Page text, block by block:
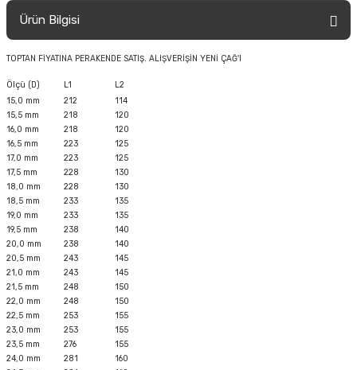
Ürün Bilgisi
TOPTAN FİYATINA PERAKENDE SATIŞ. ALIŞVERİŞİN YENİ ÇAĞ'I
Ölçü (D) L1
L2
15,0 mm
212
114
15,5 mm
218
120
16,0 mm
218
120
16,5 mm
223
125
17,0 mm
223
125
17,5 mm
228
130
18,0 mm
228
130
18,5 mm
233
135
19,0 mm
233
135
19,5 mm
238
140
20,0 mm
238
140
20,5 mm
243
145
21,0 mm
243
145
21,5 mm
248
150
22,0 mm
248
150
22,5 mm
253
155
23,0 mm
253
155
23,5 mm
276
155
24,0 mm
281
160